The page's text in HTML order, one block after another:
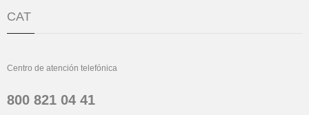
CAT
Centro de atención telefónica
800 821 04 41